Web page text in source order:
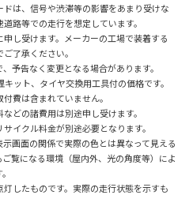
は、信号や渋滞等の影響をあまり受けな
路等での走行を想定しています。
し受けます。メーカーの工場で装着する
了承ください。
予告なく変更となる場合があります。
ット、タイヤ交換用工具付の価格です。
費は含まれていません。
どの諸費用は別途申し受けます。
イクル料金が別途必要となります。
画面の関係で実際の色とは異なって見える
覧になる環境（屋内外、光の角度等）によ
したものです。実際の走行状態を示すも